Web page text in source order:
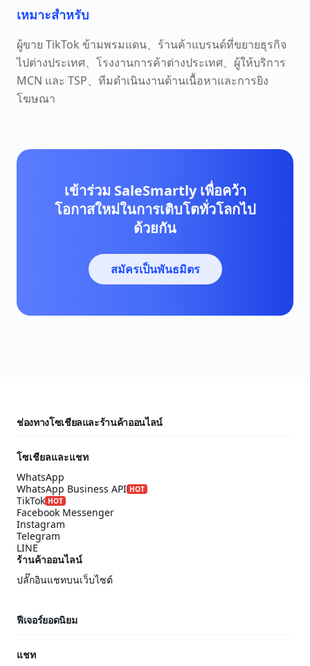
เหมาะสำหรับ
ผู้ขาย TikTok ข้ามพรมแดน、ร้านค้าแบรนด์ที่ขยายธุรกิจ
ไปต่างประเทศ、โรงงานการค้าต่างประเทศ、ผู้ให้บริการ
MCN และ TSP、ทีมดำเนินงานด้านเนื้อหาและการยิง
โฆษณา
เข้าร่วม SaleSmartly เพื่อคว้า
โอกาสใหม่ในการเติบโตทั่วโลกไป
ด้วยกัน
สมัครเป็นพันธมิตร
ช่องทางโซเชียลและร้านค้าออนไลน์
โซเชียลและแชท
WhatsApp
WhatsApp Business API HOT
TikTok HOT
Facebook Messenger
Instagram
Telegram
LINE
ร้านค้าออนไลน์
ปลั๊กอินแชทบนเว็บไซต์
ฟีเจอร์ยอดนิยม
แชท